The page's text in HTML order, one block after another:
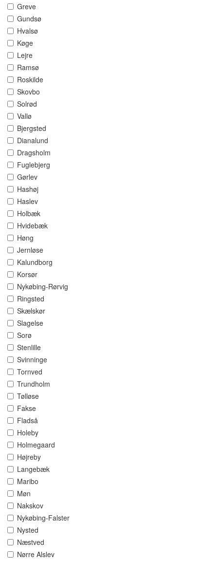
Greve
Gundsø
Hvalsø
Køge
Lejre
Ramsø
Roskilde
Skovbo
Solrød
Vallø
Bjergsted
Dianalund
Dragsholm
Fuglebjerg
Gørlev
Hashøj
Haslev
Holbæk
Hvidebæk
Høng
Jernløse
Kalundborg
Korsør
Nykøbing-Rørvig
Ringsted
Skælskør
Slagelse
Sorø
Stenlille
Svinninge
Tornved
Trundholm
Tølløse
Fakse
Fladså
Holeby
Holmegaard
Højreby
Langebæk
Maribo
Møn
Nakskov
Nykøbing-Falster
Nysted
Næstved
Nørre Alslev